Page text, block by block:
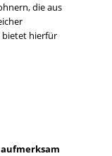
die aus
bietet hierfür